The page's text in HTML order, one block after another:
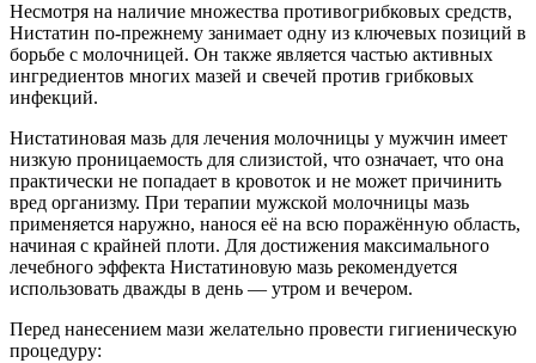
Несмотря на наличие множества противогрибковых средств,
Нистатин по-прежнему занимает одну из ключевых позиций в
борьбе с молочницей. Он также является частью активных
ингредиентов многих мазей и свечей против грибковых
инфекций.
Нистатиновая мазь для лечения молочницы у мужчин имеет
низкую проницаемость для слизистой, что означает, что она
практически не попадает в кровоток и не может причинить
вред организму. При терапии мужской молочницы мазь
применяется наружно, нанося её на всю поражённую область,
начиная с крайней плоти. Для достижения максимального
лечебного эффекта Нистатиновую мазь рекомендуется
использовать дважды в день — утром и вечером.
Перед нанесением мази желательно провести гигиеническую
процедуру: